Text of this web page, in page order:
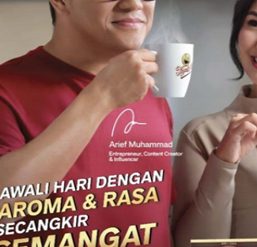
Manchester United, Sikat